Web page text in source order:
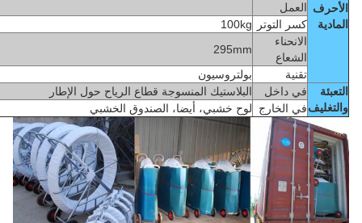
الأحرف
المادية
العمل
كسر التوتر
100kg
الانحناء
الشعاع
295mm
تقنية
بولتروسيون
التعبئة
والتغليف
في داخل
البلاستيك المنسوجة قطاع الرياح حول الإطار
في الخارج
لوح خشبي، أيضا، الصندوق الخشبي